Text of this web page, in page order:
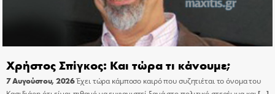
Χρήστος Σπίγκος: Και τώρα τι κάνουμε;
7 Αυγούστου, 2026Έχει τώρα κάμποσο καιρό που συζητιέται το όνομα του